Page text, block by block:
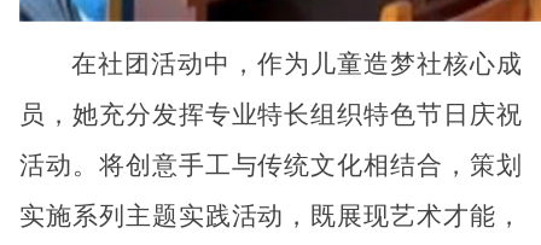
在社团活动中，作为儿童造梦社核心成
员，她充分发挥专业特长组织特色节日庆祝
活动。将创意手工与传统文化相结合，策划
实施系列主题实践活动，既展现艺术才能，